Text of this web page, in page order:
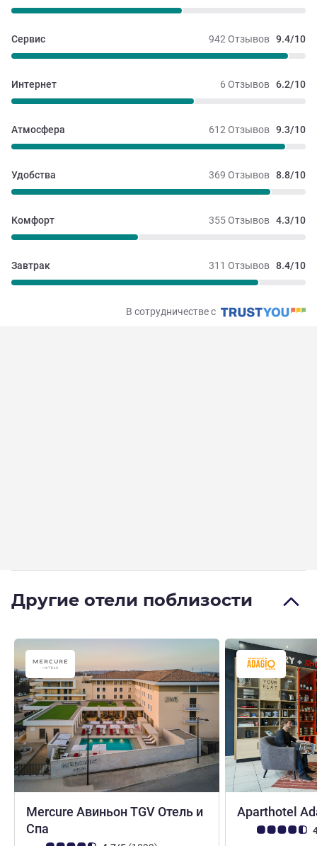
942 Отзывов 9.4/10
Сервис
6 Отзывов 6.2/10
Интернет
612 Отзывов 9.3/10
Атмосфера
369 Отзывов 8.8/10
Удобства
355 Отзывов 4.3/10
Комфорт
311 Отзывов 8.4/10
Завтрак
В сотрудничестве с
Другие отели поблизости
Mercure Авиньон TGV Отель и
Спа
Aparthotel
Примечание: